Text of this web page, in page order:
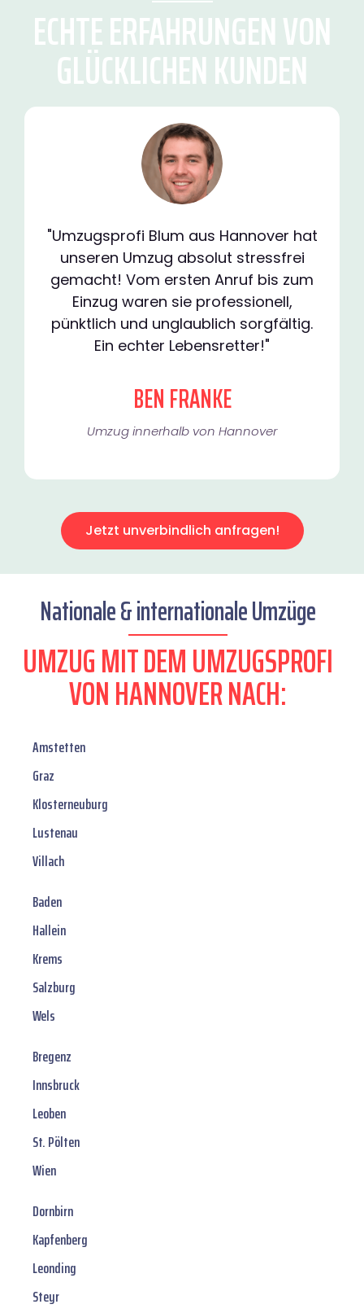
ECHTE ERFAHRUNGEN VON
GLÜCKLICHEN KUNDEN
"Umzugsprofi Blum aus Hannover hat
unseren Umzug absolut stressfrei
gemacht! Vom ersten Anruf bis zum
Einzug waren sie professionell,
pünktlich und unglaublich sorgfältig.
Ein echter Lebensretter!"
BEN FRANKE
Umzug innerhalb von Hannover​
Jetzt unverbindlich anfragen!
Nationale & internationale Umzüge
UMZUG MIT DEM UMZUGSPROFI
VON HANNOVER NACH:
Amstetten
Graz
Klosterneuburg
Lustenau
Villach
Baden
Hallein
Krems
Salzburg
Wels
Bregenz
Innsbruck
Leoben
St. Pölten
Wien
Dornbirn
Kapfenberg
Leonding
Steyr